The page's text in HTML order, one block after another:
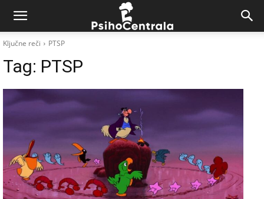
Ključne reči PTSP
Tag: PTSP